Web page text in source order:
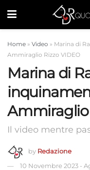
Home » Video » Marina di
Ammiraglio Rizzo VIDEO
Marina di
Ammiraglio
Il video mentre
by Redazione
10 Novembre 2023 -